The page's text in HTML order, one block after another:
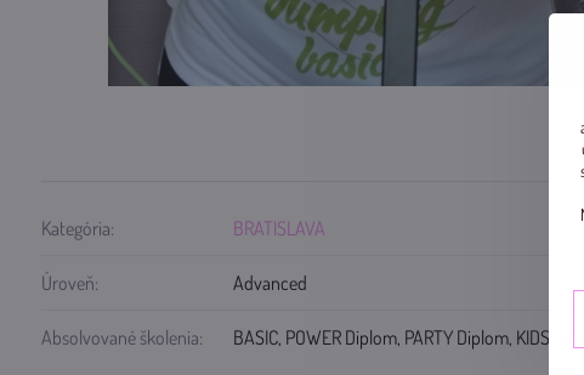
Kategória: BRATISLAVA
Úroveň: Advanced
Absolvované školenia: BASIC, POWER Diplom, PARTY Diplom, KIDS